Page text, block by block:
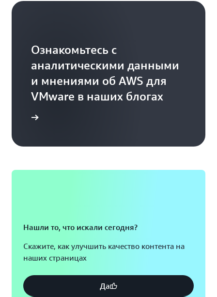
Ознакомьтесь с
аналитическими данными
и мнениями об AWS для
VMware в наших блогах
Нашли то, что искали сегодня?
Скажите, как улучшить качество контента на
наших страницах
Да